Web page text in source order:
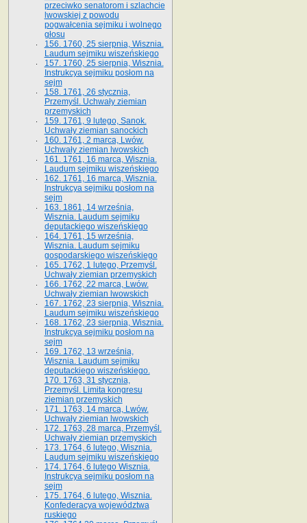
przeciwko senatorom i szlachcie
lwowskiej z po­wodu
pogwałcenia sejmiku i wolnego
głosu
156. 1760, 25 sierpnia, Wisznia.
Laudum sejmiku wiszeńskiego
157. 1760, 25 sierpnia, Wisznia.
Instrukcya sejmiku posłom na
sejm
158. 1761, 26 stycznia,
Przemyśl. Uchwały ziemian
przemyskich
159. 1761, 9 lutego, Sanok.
Uchwały ziemian sanockich
160. 1761, 2 marca, Lwów.
Uchwały ziemian lwowskich
161. 1761, 16 marca, Wisznia.
Laudum sejmiku wiszeńskiego
162. 1761, 16 marca, Wisznia.
Instrukcya sejmiku posłom na
sejm
163. 1861, 14 września,
Wisznia. Laudum sejmiku
deputackiego wiszeńskiego
164. 1761, 15 września,
Wisznia. Laudum sejmiku
gospodarskiego wiszeńskiego
165. 1762, 1 lutego, Przemyśl.
Uchwały ziemian przemyskich
166. 1762, 22 marca, Lwów.
Uchwały ziemian lwowskich
167. 1762, 23 sierpnia, Wisznia.
Laudum sejmiku wiszeńskiego
168. 1762, 23 sierpnia, Wisznia.
Instrukcya sejmiku posłom na
sejm
169. 1762, 13 września,
Wisznia. Laudum sejmiku
deputackiego wiszeńskiego.
170. 1763, 31 stycznia,
Przemyśl. Limita kongresu
ziemian przemyskich
171. 1763, 14 marca, Lwów.
Uchwały ziemian lwowskich
172. 1763, 28 marca, Przemyśl.
Uchwały ziemian przemyskich
173. 1764, 6 lutego, Wisznia.
Laudum sejmiku wiszeńskiego
174. 1764, 6 lutego Wisznia.
Instrukcya sejmiku posłom na
sejm
175. 1764, 6 lutego, Wisznia.
Konfederacya województwa
ruskiego